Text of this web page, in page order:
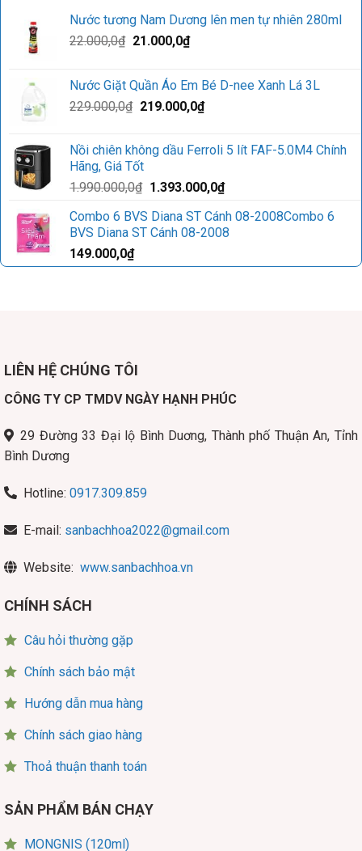
Nước tương Nam Dương lên men tự nhiên 280ml
22.000,0₫ Giá
22.000,0₫.
21.000,0₫Giá
là:
21.000,0₫.
Nước Giặt Quần Áo Em Bé D-nee Xanh Lá 3L
229.000,0₫ Giá
229.000,0₫.
219.000,0₫Giá
là:
Nồi chiên không dầu Ferroli 5 lít FAF-5.0M4 Chính
Hãng, Giá Tốt
1.990.000,0₫ Giá
là:
1.990.000,0₫.
1.393.000,0₫Giá
tại
là:
Combo 6 BVS Diana ST Cánh 08-2008Combo 6
BVS Diana ST Cánh 08-2008
149.000,0₫
LIÊN HỆ CHÚNG TÔI
CÔNG TY CP TMDV NGÀY HẠNH PHÚC
29 Đường 33 Đại lộ Bình Duơng, Thành phố Thuận An, Tỉnh
Bình Dương
Hotline: 0917.309.859
E-mail: sanbachhoa2022@gmail.com
Website: www.sanbachhoa.vn
CHÍNH SÁCH
Câu hỏi thường gặp
Chính sách bảo mật
Hướng dẫn mua hàng
Chính sách giao hàng
Thoả thuận thanh toán
SẢN PHẨM BÁN CHẠY
MONGNIS (120ml)